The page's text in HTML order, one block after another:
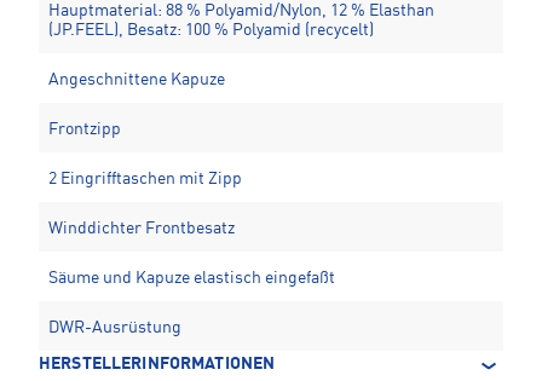
Hauptmaterial: 88 % Polyamid/Nylon, 12 % Elasthan
(JP.FEEL), Besatz: 100 % Polyamid (recycelt)
Angeschnittene Kapuze
Frontzipp
2 Eingrifftaschen mit Zipp
Winddichter Frontbesatz
Säume und Kapuze elastisch eingefaßt
DWR-Ausrüstung
HERSTELLERINFORMATIONEN